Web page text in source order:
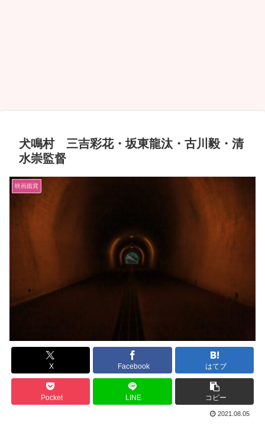
犬鳴村 三吉彩花・坂東龍汰・古川毅・清
水崇監督
映画鑑賞
X Facebook はてブ
Pocket LINE コピー
2021.08.05